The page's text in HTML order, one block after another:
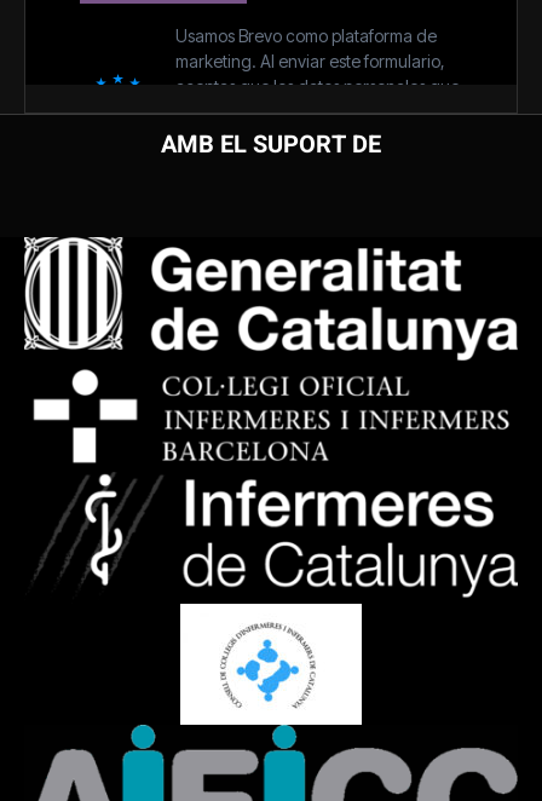
AMB EL SUPORT DE